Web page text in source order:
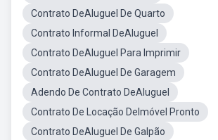
Contrato DeAluguel De Quarto
Contrato Informal DeAluguel
Contrato DeAluguel Para Imprimir
Contrato DeAluguel De Garagem
Adendo De Contrato DeAluguel
Contrato De Locação DeImóvel Pronto
Contrato DeAluguel De Galpão